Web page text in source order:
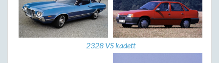
2328 VS kadett